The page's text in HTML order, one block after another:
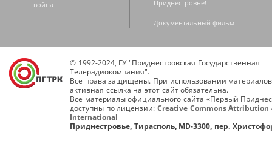
война
Приднестровье!
Документальный фильм
© 1992-2024, ГУ "Приднестровская Государственная
Телерадиокомпания".
Все права защищены. При использовании
активная ссылка на этот сайт обязательна.
Все материалы официального сайта «Первый
доступны по лицензии: Creative Commons Attribution
International
Приднестровье, Тирасполь, MD-3300, пер.